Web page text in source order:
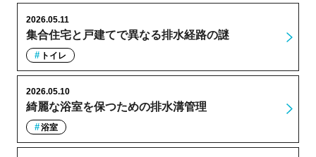
集合住宅と戸建てで異なる排水経路の謎
2026.05.11
トイレ
綺麗な浴室を保つための排水溝管理
2026.05.10
浴室